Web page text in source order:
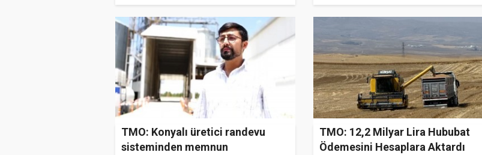
TMO: Konyalı üretici randevu
sisteminden memnun
TMO: 12,2 Milyar Lira Hububat
Ödemesini Hesaplara Aktardı